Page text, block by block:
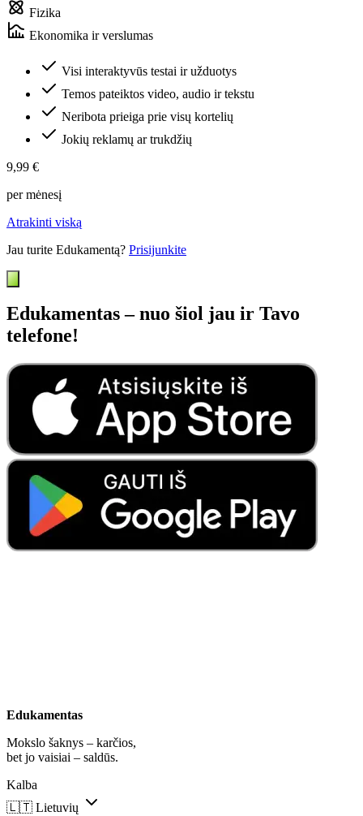
Fizika
Ekonomika ir verslumas
Visi interaktyvūs testai ir užduotys
Temos pateiktos video, audio ir tekstu
Neribota prieiga prie visų kortelių
Jokių reklamų ar trukdžių
9,99 €
per mėnesį
Atrakinti viską
Jau turite Edukamentą? Prisijunkite
Edukamentas – nuo šiol jau ir Tavo
telefone!
Edukamentas
Mokslo šaknys – karčios,
bet jo vaisiai – saldūs.
Kalba
🇱🇹 Lietuvių